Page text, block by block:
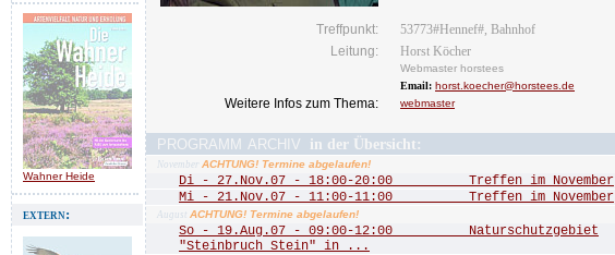
Wahner Heide
extern:
Treffpunkt:
53773#Hennef#, Bahnhof
Leitung:
Horst Köcher
Webmaster horstees
Email: horst.koecher@horstees.de
Weitere Infos zum Thema: webmaster
programm archiv in der Übersicht:
November ACHTUNG! Termine abgelaufen!
Di - 27.Nov.07 - 18:00-20:00 Treffen im November
Mi - 21.Nov.07 - 11:00-11:00 Treffen im November
August ACHTUNG! Termine abgelaufen!
So - 19.Aug.07 - 09:00-12:00 Naturschutzgebiet
"Steinbruch Stein" in ...